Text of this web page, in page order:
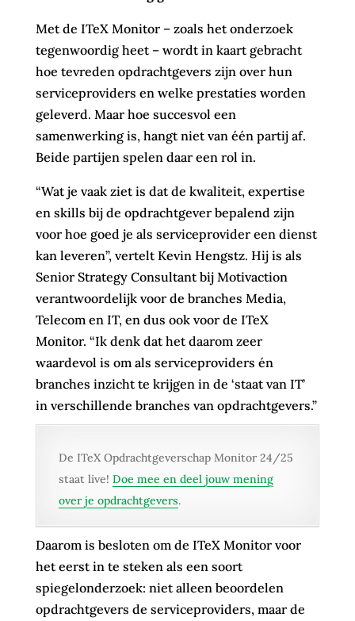
Met de ITeX Monitor – zoals het onderzoek
tegenwoordig heet – wordt in kaart gebracht
hoe tevreden opdrachtgevers zijn over hun
serviceproviders en welke prestaties worden
geleverd. Maar hoe succesvol een
samenwerking is, hangt niet van één partij af.
Beide partijen spelen daar een rol in.
“Wat je vaak ziet is dat de kwaliteit, expertise
en skills bij de opdrachtgever bepalend zijn
voor hoe goed je als serviceprovider een dienst
kan leveren”, vertelt Kevin Hengstz. Hij is als
Senior Strategy Consultant bij Motivaction
verantwoordelijk voor de branches Media,
Telecom en IT, en dus ook voor de ITeX
Monitor. “Ik denk dat het daarom zeer
waardevol is om als serviceproviders én
branches inzicht te krijgen in de ‘staat van IT’
in verschillende branches van opdrachtgevers.”
De ITeX Opdrachtgeverschap Monitor 24/25
staat live! Doe mee en deel jouw mening
over je opdrachtgevers.
Daarom is besloten om de ITeX Monitor voor
het eerst in te steken als een soort
spiegelonderzoek: niet alleen beoordelen
opdrachtgevers de serviceproviders, maar de